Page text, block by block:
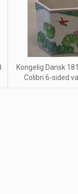
Kongelig Dansk
Colibri 6-sided